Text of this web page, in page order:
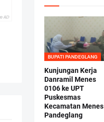
BUPATI PANDEGLANG
Kunjungan Kerja
Danramil Menes
0106 ke UPT
Puskesmas
Kecamatan Menes
Pandeglang